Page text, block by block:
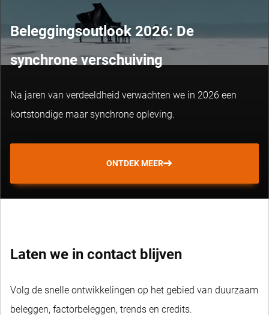
Beleggingsoutlook 2026: De
synchrone verschuiving
Na jaren van verdeeldheid verwachten we in 2026 een
kortstondige maar synchrone opleving.
ONTDEK MEER
Laten we in contact blijven
Volg de snelle ontwikkelingen op het gebied van duurzaam
beleggen, factorbeleggen, trends en credits.